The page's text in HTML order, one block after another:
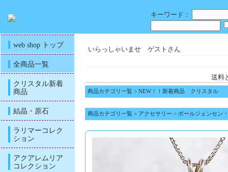
キーワード：
web shop トップ
全商品一覧
クリスタル新着
商品
結晶・原石
ラリマーコレク
ション
アクアレムリア
コレクション
いらっしゃいませ ゲストさん
送料
商品カテゴリ一覧 > NEW！！新着商品 クリスタル
商品カテゴリ一覧 > アクセサリー > ポールジェンセン